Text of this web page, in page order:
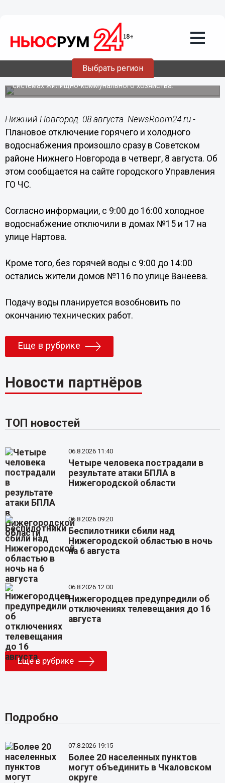
Выбрать регион
08.08.201909:28
Три жилых дома в Нижнем Новгороде
остались без воды 8 августа
Причиной отключения стали плановые работы на
системах жилищно-коммунального хозяйства.
Нижний Новгород. 08 августа. NewsRoom24.ru -
Плановое отключение горячего и холодного
водоснабжения произошло сразу в Советском
районе Нижнего Новгорода в четверг, 8 августа. Об
этом сообщается на сайте городского Управления
ГО ЧС.
Согласно информации, с 9:00 до 16:00 холодное
водоснабжение отключили в домах №15 и 17 на
улице Нартова.
Кроме того, без горячей воды с 9:00 до 14:00
остались жители домов №116 по улице Ванеева.
Подачу воды планируется возобновить по
окончанию технических работ.
Еще в рубрике
Новости партнёров
ТОП новостей
06.8.2026 11:40
Четыре человека пострадали в
результате атаки БПЛА в
Нижегородской области
06.8.2026 09:20
Беспилотники сбили над
Нижегородской областью в ночь
на 6 августа
06.8.2026 12:00
Нижегородцев предупредили об
отключениях телевещания до 16
августа
Еще в рубрике
Подробно
07.8.2026 19:15
Более 20 населенных пунктов
могут объединить в Чкаловском
округе